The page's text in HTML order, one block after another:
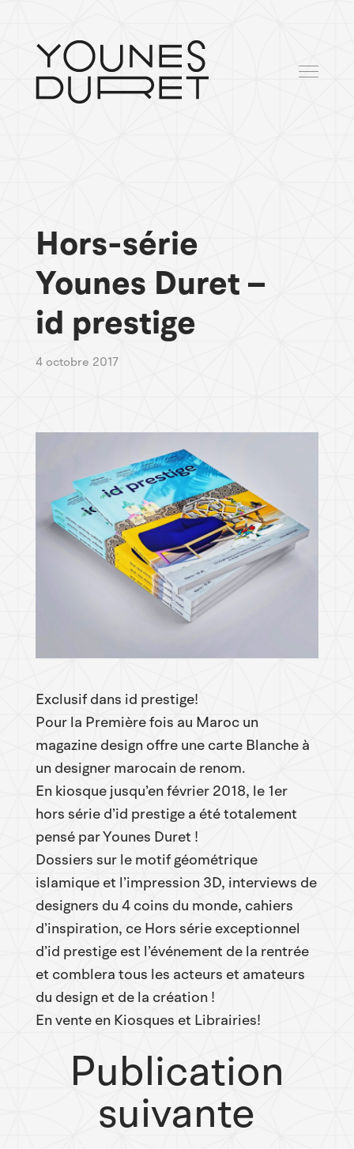
Hors-série
Younes Duret –
id prestige
4 octobre 2017
Exclusif dans id prestige!
Pour la Première fois au Maroc un
magazine design offre une carte Blanche à
un designer marocain de renom.
En kiosque jusqu’en février 2018, le 1er
hors série d’id prestige a été totalement
pensé par Younes Duret !
Dossiers sur le motif géométrique
islamique et l’impression 3D, interviews de
designers du 4 coins du monde, cahiers
d’inspiration, ce Hors série exceptionnel
d’id prestige est l’événement de la rentrée
et comblera tous les acteurs et amateurs
du design et de la création !
En vente en Kiosques et Librairies!
Publication
suivante